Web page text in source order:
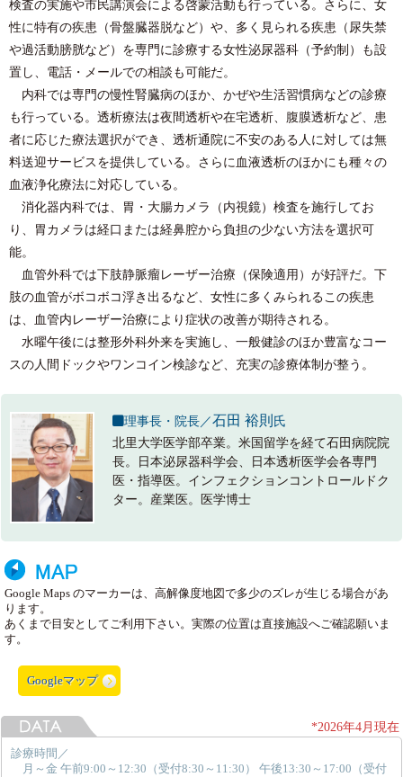
検査の実施や市民講演会による啓蒙活動も行っている。さらに、女
性に特有の疾患（骨盤臓器脱など）や、多く見られる疾患（尿失禁
や過活動膀胱など）を専門に診療する女性泌尿器科（予約制）も設
置し、電話・メールでの相談も可能だ。
内科では専門の慢性腎臓病のほか、かぜや生活習慣病などの診療
も行っている。透析療法は夜間透析や在宅透析、腹膜透析など、患
者に応じた療法選択ができ、透析通院に不安のある人に対しては無
料送迎サービスを提供している。さらに血液透析のほかにも種々の
血液浄化療法に対応している。
消化器内科では、胃・大腸カメラ（内視鏡）検査を施行してお
り、胃カメラは経口または経鼻腔から負担の少ない方法を選択可
能。
血管外科では下肢静脈瘤レーザー治療（保険適用）が好評だ。下
肢の血管がボコボコ浮き出るなど、女性に多くみられるこの疾患
は、血管内レーザー治療により症状の改善が期待される。
水曜午後には整形外科外来を実施し、一般健診のほか豊富なコー
スの人間ドックやワンコイン検診など、充実の診療体制が整う。
理事長・院長／石田 裕則 氏
北里大学医学部卒業。米国留学を経て石田病院院
長。日本泌尿器科学会、日本透析医学会各専門
医・指導医。インフェクションコントロールドク
ター。産業医。医学博士
Google Maps のマーカーは、高解像度地図で多少のズレが生じる場合があ
ります。
あくまで目安としてご利用下さい。実際の位置は直接施設へご確認願いま
す。
Googleマップ
*2026年4月現在
診療時間／
月～金 午前9:00～12:30（受付8:30～11:30） 午後13:30～17:00（受付